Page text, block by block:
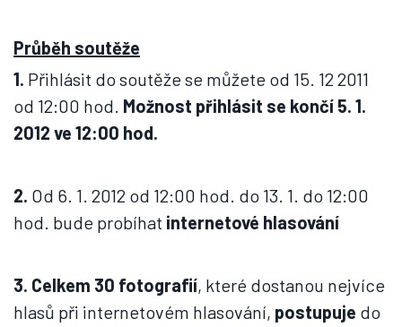
Průběh soutěže
1. Přihlásit do soutěže se můžete od 15. 12 2011
od 12:00 hod. Možnost přihlásit se končí 5. 1.
2012 ve 12:00 hod.
2. Od 6. 1. 2012 od 12:00 hod. do 13. 1. do 12:00
hod. bude probíhat internetové hlasování
3. Celkem 30 fotografií, které dostanou nejvíce
hlasů při internetovém hlasování, postupuje do